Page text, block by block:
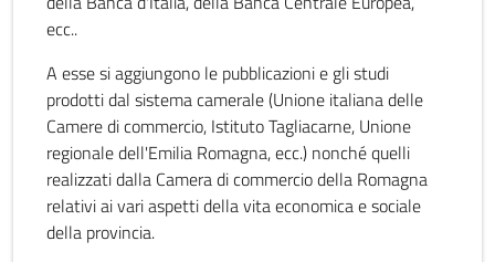
ecc..
A esse si aggiungono le pubblicazioni e gli studi
prodotti dal sistema camerale (Unione italiana delle
Camere di commercio, Istituto Tagliacarne, Unione
regionale dell'Emilia Romagna, ecc.) nonché quelli
realizzati dalla Camera di commercio della Romagna
relativi ai vari aspetti della vita economica e sociale
della provincia.